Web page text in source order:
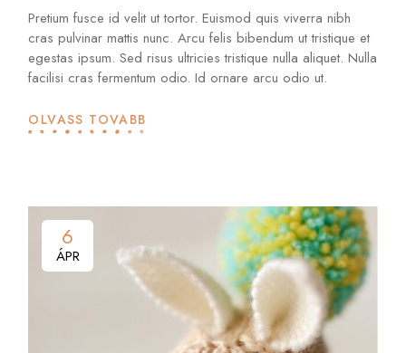
Pretium fusce id velit ut tortor. Euismod quis viverra nibh
cras pulvinar mattis nunc. Arcu felis bibendum ut tristique et
egestas ipsum. Sed risus ultricies tristique nulla aliquet. Nulla
facilisi cras fermentum odio. Id ornare arcu odio ut.
OLVASS TOVÁBB
6
ÁPR